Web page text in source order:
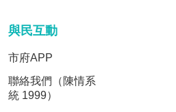
與民互動
市府APP
聯絡我們（陳情系
統 1999）